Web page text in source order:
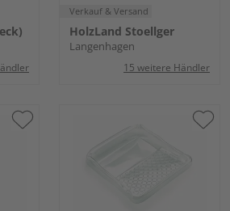
Verkauf & Versand
HolzLand Stoellger
Langenhagen
15 weitere Händler